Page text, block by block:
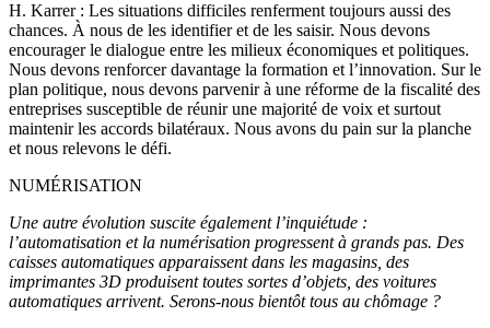
H. Karrer: Les situations difficiles renferment toujours aussi des
chances. À nous de les identifier et de les saisir. Nous devons
encourager le dialogue entre les milieux économiques et politiques.
Nous devons renforcer davantage la formation et l’innovation. Sur le
plan politique, nous devons parvenir à une réforme de la fiscalité des
entreprises susceptible de réunir une majorité de voix et surtout
maintenir les accords bilatéraux. Nous avons du pain sur la planche
et nous relevons le défi.
NUMÉRISATION
Une autre évolution suscite également l’inquiétude :
l’automatisation et la numérisation progressent à grands pas. Des
caisses automatiques apparaissent dans les magasins, des
imprimantes 3D produisent toutes sortes d’objets, des voitures
automatiques arrivent. Serons-nous bientôt tous au chômage ?